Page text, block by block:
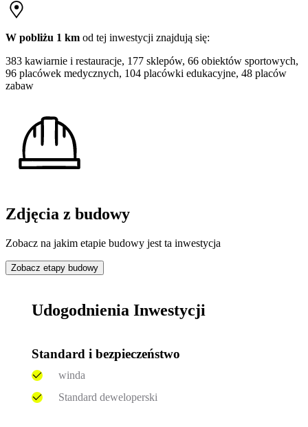
W pobliżu 1 km od tej inwestycji znajdują się:
383 kawiarnie i restauracje, 177 sklepów, 66 obiektów sportowych,
96 placówek medycznych, 104 placówki edukacyjne, 48 placów
zabaw
Zdjęcia z budowy
Zobacz na jakim etapie budowy jest ta inwestycja
Zobacz etapy budowy
Udogodnienia Inwestycji
Standard i bezpieczeństwo
winda
Standard deweloperski